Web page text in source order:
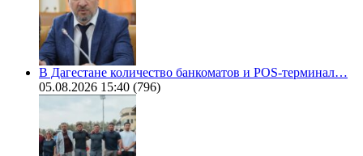
В Дагестане количество банкоматов и POS-терминал…
05.08.2026 15:40 (796)